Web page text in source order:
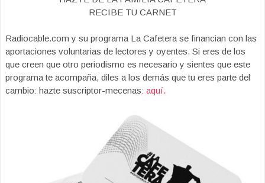
RECIBE TU CARNET
Radiocable.com y su programa La Cafetera se financian con las
aportaciones voluntarias de lectores y oyentes. Si eres de los
que creen que otro periodismo es necesario y sientes que este
programa te acompaña, diles a los demás que tu eres parte del
cambio: hazte suscriptor-mecenas: aquí.